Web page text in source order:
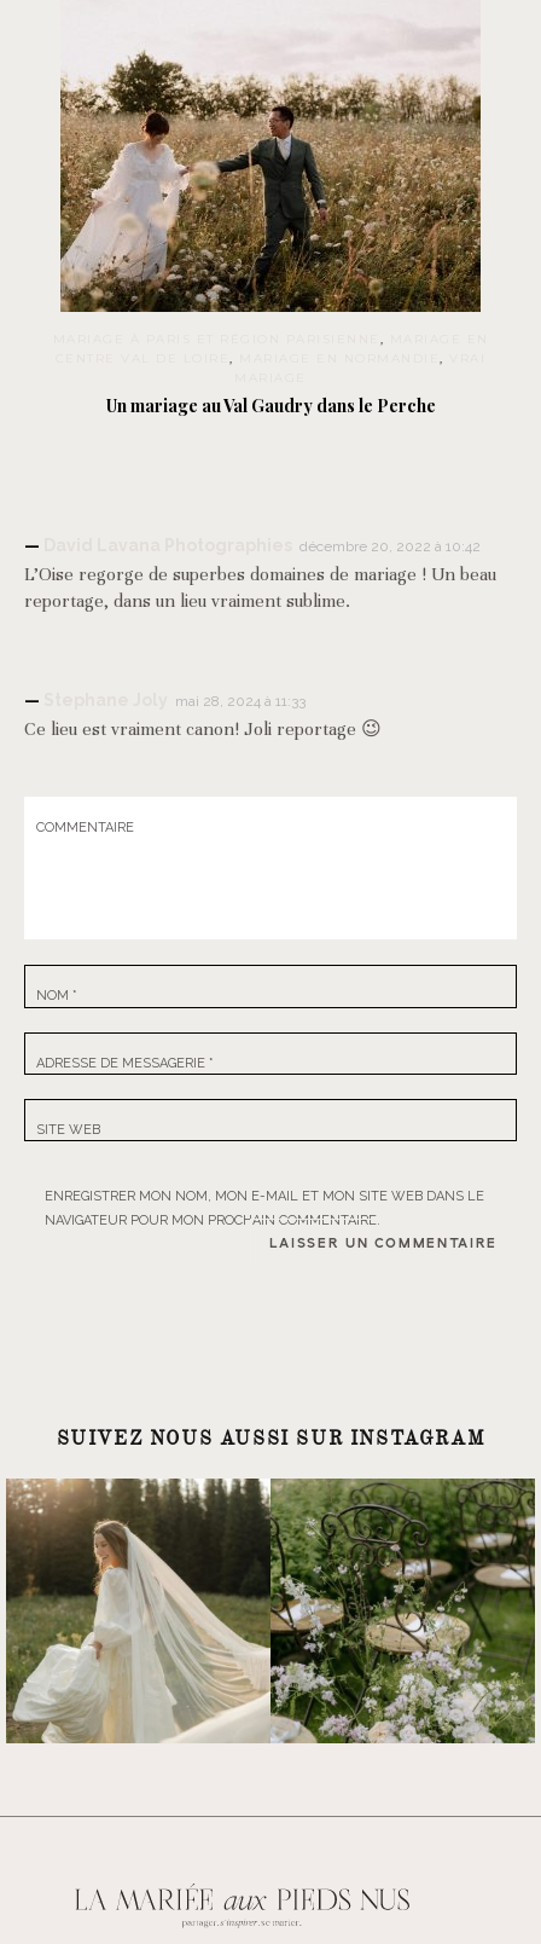
Un mariage au Val Gaudry dans le Perche
décembre 20, 2022 à 10:42
L’Oise regorge de superbes domaines de mariage ! Un beau
reportage, dans un lieu vraiment sublime.
mai 28, 2024 à 11:33
Ce lieu est vraiment canon! Joli reportage 😉
COMMENTAIRE
NOM *
ADRESSE DE MESSAGERIE *
SITE WEB
ENREGISTRER MON NOM, MON E-MAIL ET MON SITE WEB DANS LE
NAVIGATEUR POUR MON PROCHAIN COMMENTAIRE.
SUIVEZ NOUS AUSSI SUR INSTAGRAM